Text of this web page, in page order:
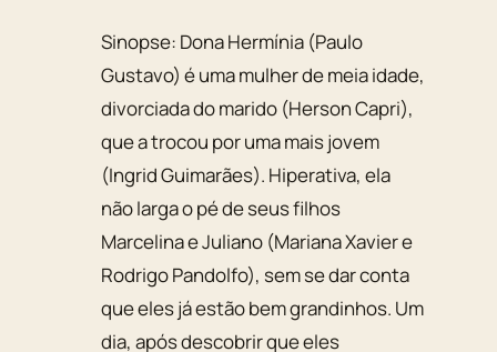
Sinopse: Dona Hermínia (Paulo
Gustavo) é uma mulher de meia idade,
divorciada do marido (Herson Capri),
que a trocou por uma mais jovem
(Ingrid Guimarães). Hiperativa, ela
não larga o pé de seus filhos
Marcelina e Juliano (Mariana Xavier e
Rodrigo Pandolfo), sem se dar conta
que eles já estão bem grandinhos. Um
dia, após descobrir que eles